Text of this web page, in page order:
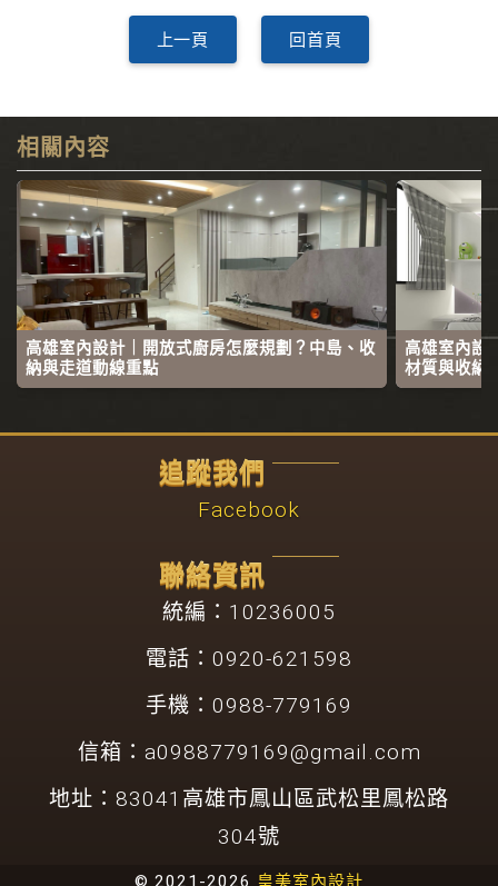
上一頁 回首頁
相關內容
高雄室內設計｜開放式廚房怎麼規劃？中島、收
納與走道動線重點
高雄室內設
材質與收納
聯絡資訊
統編：10236005
電話：0920-621598
手機：0988-779169
信箱： a0988779169@gmail.com
地址：83041高雄市鳳山區武松里鳳松路
304號
追蹤我們
Facebook
© 2021-2026 皇美室內設計